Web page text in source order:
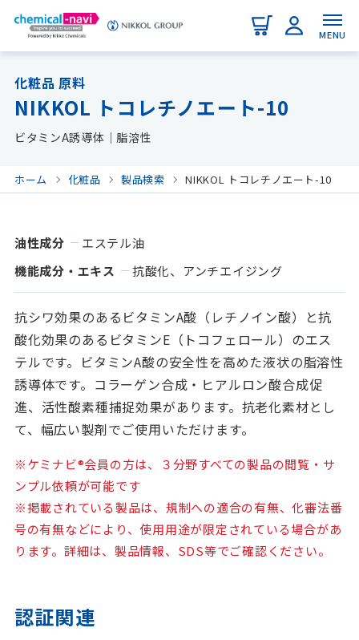
MENU
化粧品 原料
NIKKOL トコレチノエート-10
ビタミンA誘導体｜脂溶性
ホーム 化粧品 製品検索 NIKKOL トコレチノエート-10
油性成分
エステル油
機能成分・エキス
抗酸化、アンチエイジング
抗シワ効果のあるビタミンA酸（レチノイン酸）と抗
酸化効果のあるビタミンE（トコフェロール）のエス
テルです。ビタミンA酸の安全性を高めた液状の脂溶性
誘導体です。コラーゲン合成・ヒアルロン酸合成促
進、活性酸素種捕捉効果があります。抗老化素材とし
て、幅広い製剤でご使用いただけます。
※ケミナビ®会員の方は、３分野すべての製品の閲覧・サ
ンプル依頼が可能です
※掲載されている製品は、規制への適合の有無、化審法番
号の有無などにより、使用用途が限定されている場合があ
ります。詳細は、製品情報、SDS等でご確認ください。
認証関連